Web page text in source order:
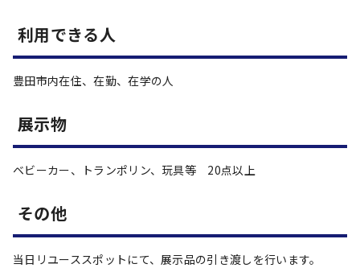
利用できる人
豊田市内在住、在勤、在学の人
展示物
ベビーカー、トランポリン、玩具等 20点以上
その他
当日リユーススポットにて、展示品の引き渡しを行います。